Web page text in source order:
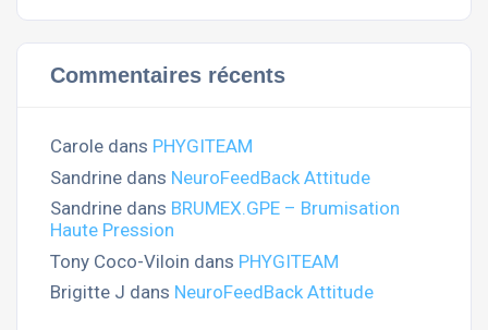
Commentaires récents
Carole dans PHYGITEAM
Sandrine dans NeuroFeedBack Attitude
Sandrine dans BRUMEX.GPE – Brumisation
Haute Pression
Tony Coco-Viloin dans PHYGITEAM
Brigitte J dans NeuroFeedBack Attitude